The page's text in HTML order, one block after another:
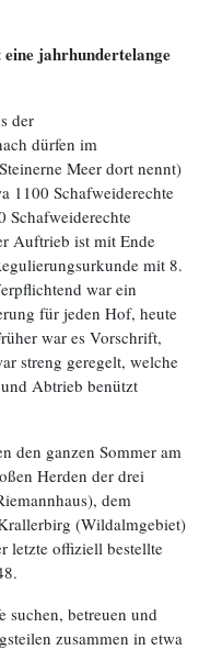
jahrhundertelange
der
dürfen im
Meer dort nennt)
1100 Schafweiderechte
Schafweiderechte
Auftrieb ist mit Ende
mit 8.
war ein
für jeden Hof, heute
war es Vorschrift,
streng geregelt, welche
Abtrieb benützt
den ganzen Sommer am
Herden der drei
dem
(Wildalmgebiet)
letzte offiziell bestellte
suchen, betreuen und
zusammen in etwa